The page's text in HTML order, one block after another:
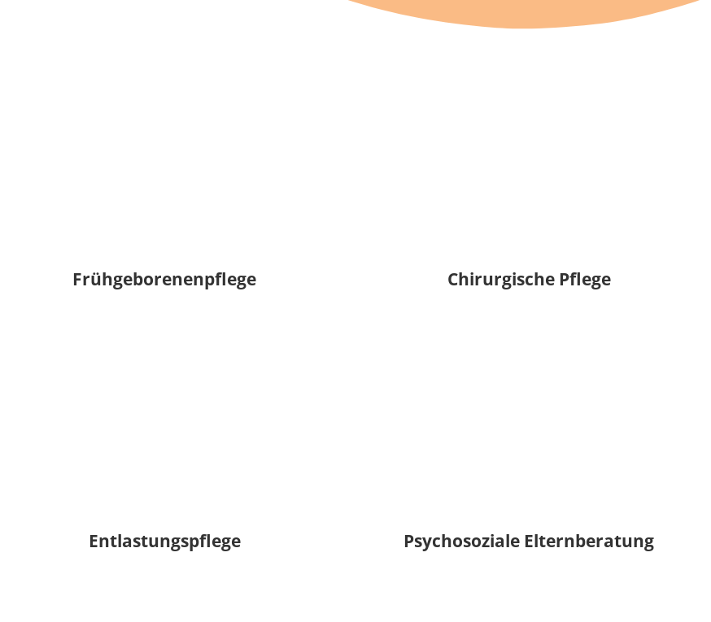
Frühgeborenenpflege Chirurgische Pflege
Entlastungspflege Psychosoziale Elternberatung